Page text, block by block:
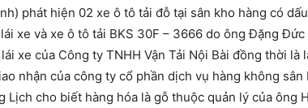
phát hiện 02 xe ô tô tải đỗ tại sân kho hàng có
xe và xe ô tô tải BKS 30F – 3666 do ông Đặng
xe của Công ty TNHH Vận Tải Nội Bài đồng thời
nhận của công ty cổ phần dịch vụ hàng không
cho biết hàng hóa là gỗ thuộc quản lý của ông